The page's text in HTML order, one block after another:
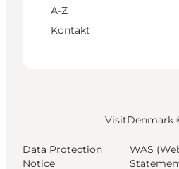
A-Z
Kontakt
VisitDenmark
Data Protection
Notice
WAS